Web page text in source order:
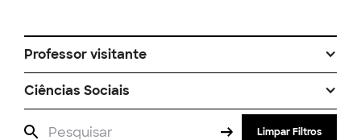
Professor visitante
Ciências Sociais
Limpar Filtros